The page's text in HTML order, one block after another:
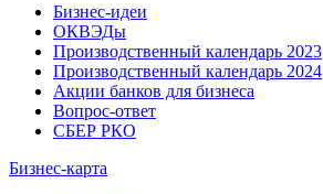
Бизнес-идеи
ОКВЭДы
Производственный календарь 2023
Производственный календарь 2024
Акции банков для бизнеса
Вопрос-ответ
СБЕР РКО
Бизнес-карта